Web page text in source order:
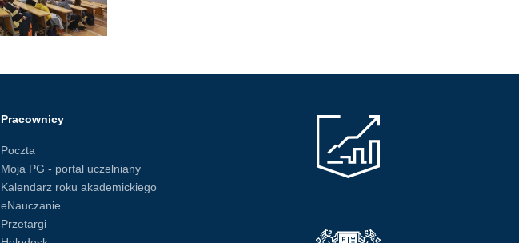
Pracownicy
Poczta
Moja PG - portal uczelniany
Kalendarz roku akademickiego
eNauczanie
Przetargi